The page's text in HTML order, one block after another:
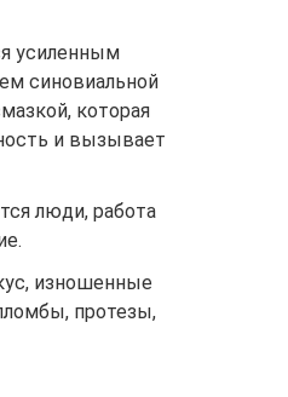
усиленным
синовиальной
которая
и вызывает
люди, работа
изношенные
протезы,